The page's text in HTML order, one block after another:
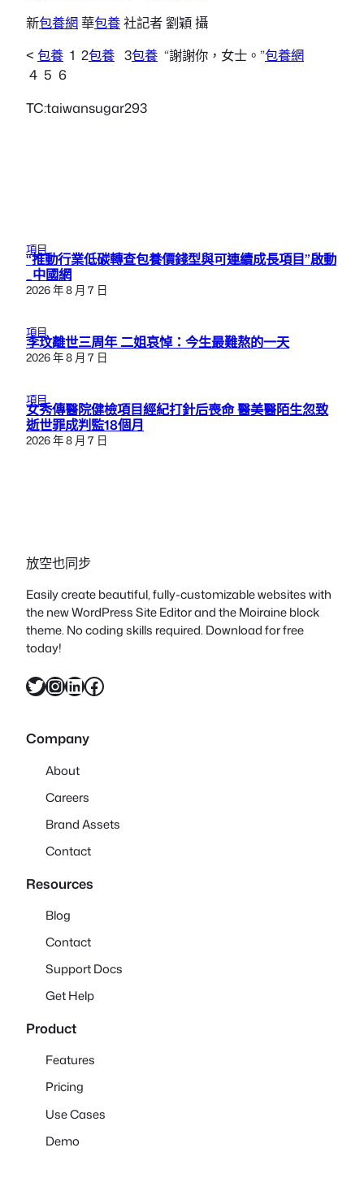
新包養網華包養社記者 劉穎 攝
< 包養 1 2包養 3包養 “謝謝你，女士。”包養網
4 5 6
TC:taiwansugar293
項目
“推動行業低碳轉查包養價錢型與可連續成長項目”啟動
_中國網
2026 年 8 月 7 日
項目
李玟離世三周年 二姐哀悼：今生最難熬的一天
2026 年 8 月 7 日
項目
女秀傳醫院健檢項目經紀打針后喪命 醫美醫陌生忽致
逝世罪成判監18個月
2026 年 8 月 7 日
放空也同步
Easily create beautiful, fully-customizable websites with
the new WordPress Site Editor and the Moiraine block
theme. No coding skills required. Download for free
today!
X InstagramLinkedIn Facebook
Company
About
Careers
Brand Assets
Contact
Resources
Blog
Contact
Support Docs
Get Help
Product
Features
Pricing
Use Cases
Demo